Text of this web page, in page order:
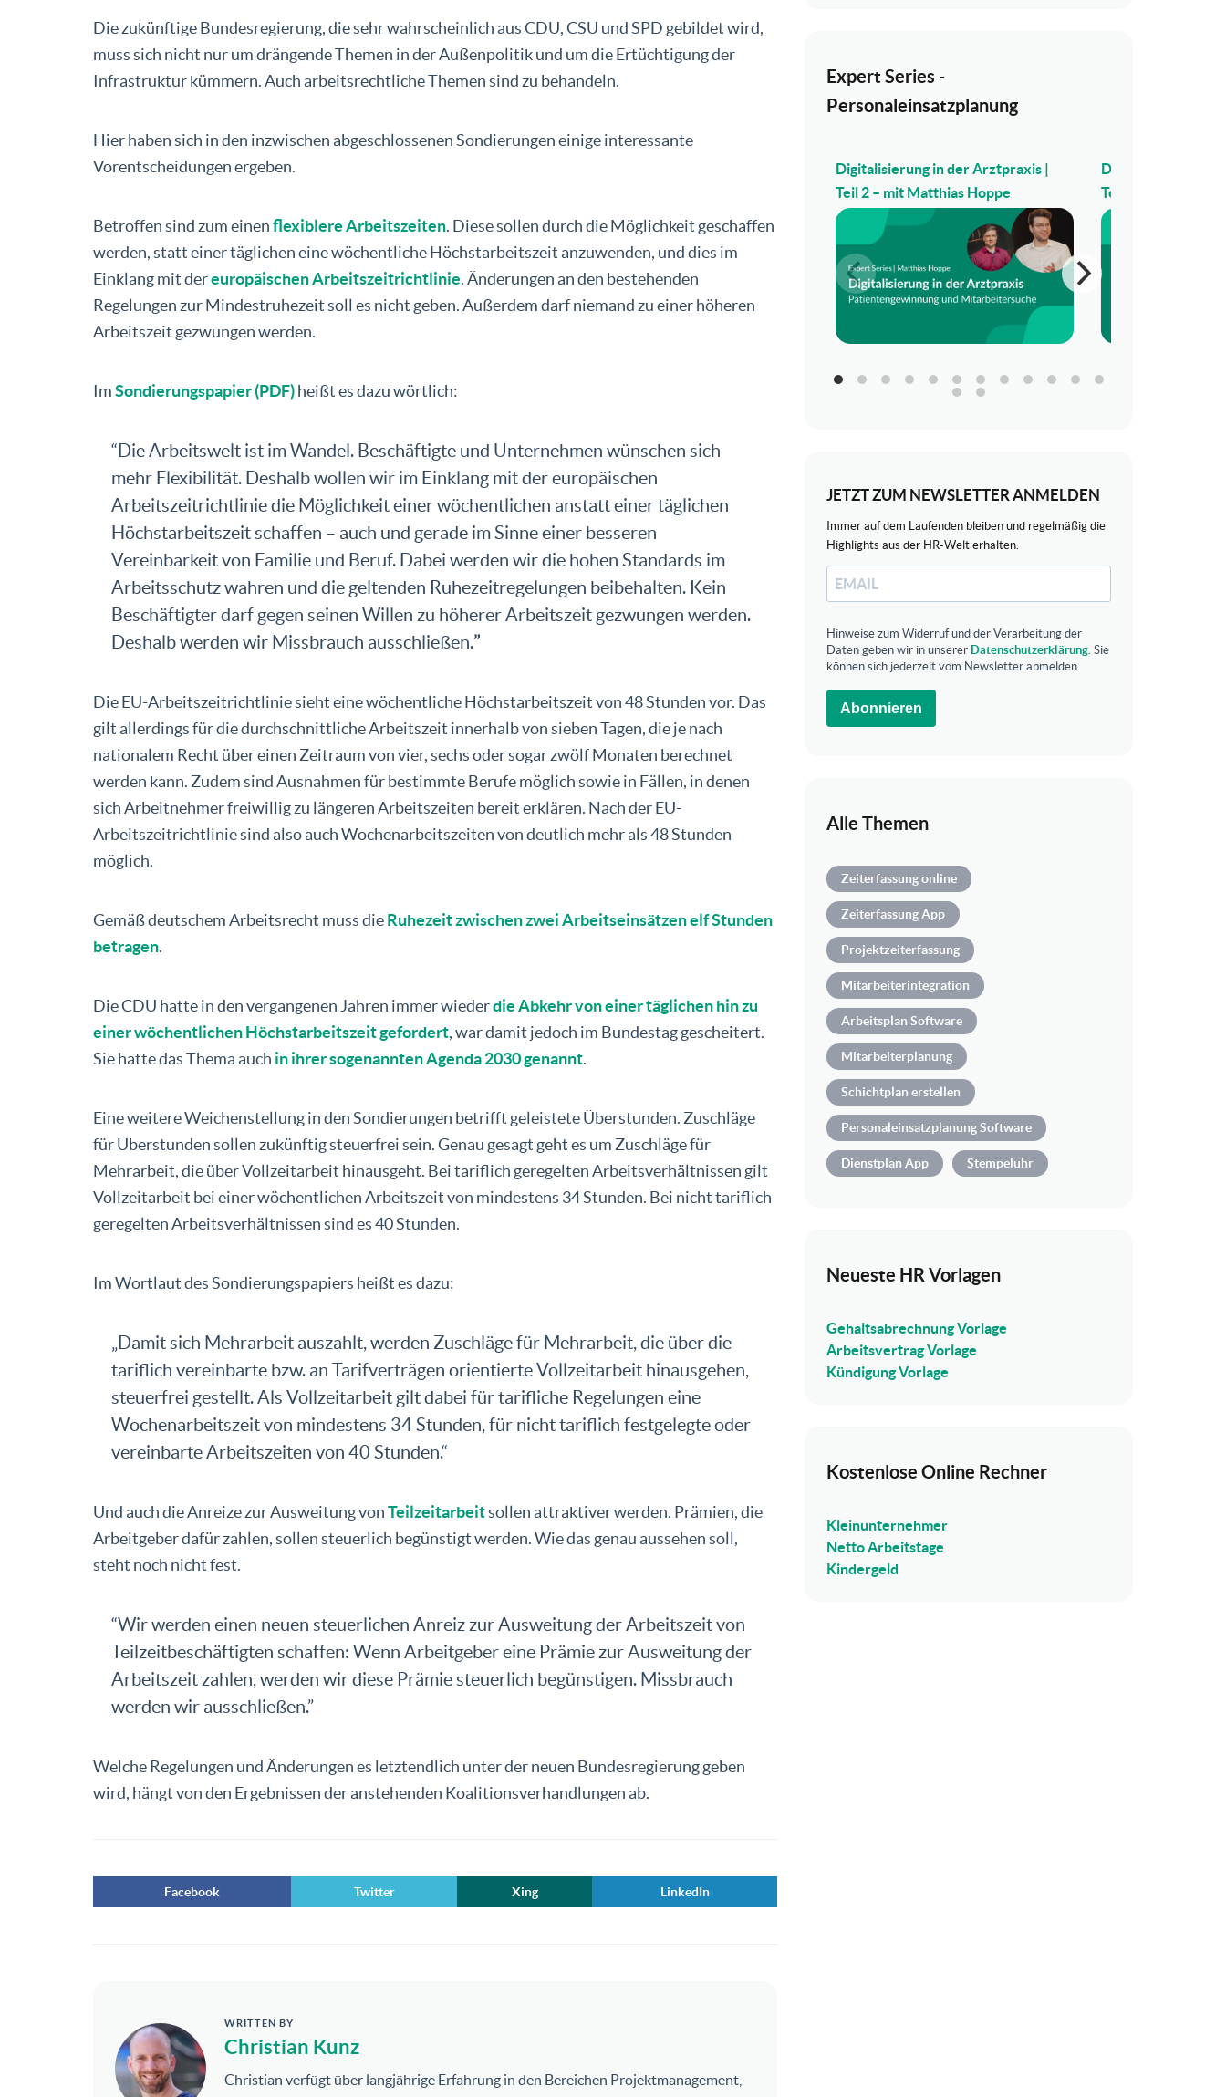
Die zukünftige Bundesregierung, die sehr wahrscheinlich aus CDU, CSU und SPD gebildet wird,
muss sich nicht nur um drängende Themen in der Außenpolitik und um die Ertüchtigung der
Infrastruktur kümmern. Auch arbeitsrechtliche Themen sind zu behandeln.
Hier haben sich in den inzwischen abgeschlossenen Sondierungen einige interessante
Vorentscheidungen ergeben.
Betroffen sind zum einenflexiblere Arbeitszeiten. Diese sollen durch die Möglichkeit geschaffen
werden, statt einer täglichen eine wöchentliche Höchstarbeitszeit anzuwenden, und dies im
Einklang mit dereuropäischen Arbeitszeitrichtlinie. Änderungen an den bestehenden
Regelungen zur Mindestruhezeit soll es nicht geben. Außerdem darf niemand zu einer höheren
Arbeitszeit gezwungen werden.
ImSondierungspapier (PDF)heißt es dazu wörtlich:
“Die Arbeitswelt ist im Wandel. Beschäftigte und Unternehmen wünschen sich
mehr Flexibilität. Deshalb wollen wir im Einklang mit der europäischen
Arbeitszeitrichtlinie die Möglichkeit einer wöchentlichen anstatt einer täglichen
Höchstarbeitszeit schaffen – auch und gerade im Sinne einer besseren
Vereinbarkeit von Familie und Beruf. Dabei werden wir die hohen Standards im
Arbeitsschutz wahren und die geltenden Ruhezeitregelungen beibehalten. Kein
Beschäftigter darf gegen seinen Willen zu höherer Arbeitszeit gezwungen werden.
Deshalb werden wir Missbrauch ausschließen.”
Die EU-Arbeitszeitrichtlinie sieht eine wöchentliche Höchstarbeitszeit von 48 Stunden vor. Das
gilt allerdings für die durchschnittliche Arbeitszeit innerhalb von sieben Tagen, die je nach
nationalem Recht über einen Zeitraum von vier, sechs oder sogar zwölf Monaten berechnet
werden kann. Zudem sind Ausnahmen für bestimmte Berufe möglich sowie in Fällen, in denen
sich Arbeitnehmer freiwillig zu längeren Arbeitszeiten bereit erklären. Nach der EU-
Arbeitszeitrichtlinie sind also auch Wochenarbeitszeiten von deutlich mehr als 48 Stunden
möglich.
Gemäß deutschem Arbeitsrecht muss dieRuhezeit zwischen zwei Arbeitseinsätzen elf Stunden
betragen.
Die CDU hatte in den vergangenen Jahren immer wiederdie Abkehr von einer täglichen hin zu
einer wöchentlichen Höchstarbeitszeit gefordert, war damit jedoch im Bundestag gescheitert.
Sie hatte das Thema auch in ihrer sogenannten Agenda 2030 genannt.
Eine weitere Weichenstellung in den Sondierungen betrifft geleistete Überstunden. Zuschläge
für Überstunden sollen zukünftig steuerfrei sein. Genau gesagt geht es um Zuschläge für
Mehrarbeit, die über Vollzeitarbeit hinausgeht. Bei tariflich geregelten Arbeitsverhältnissen gilt
Vollzeitarbeit bei einer wöchentlichen Arbeitszeit von mindestens 34 Stunden. Bei nicht tariflich
geregelten Arbeitsverhältnissen sind es 40 Stunden.
Im Wortlaut des Sondierungspapiers heißt es dazu:
„Damit sich Mehrarbeit auszahlt, werden Zuschläge für Mehrarbeit, die über die
tariflich vereinbarte bzw. an Tarifverträgen orientierte Vollzeitarbeit hinausgehen,
steuerfrei gestellt. Als Vollzeitarbeit gilt dabei für tarifliche Regelungen eine
Wochenarbeitszeit von mindestens 34 Stunden, für nicht tariflich festgelegte oder
vereinbarte Arbeitszeiten von 40 Stunden.“
Und auch die Anreize zur Ausweitung vonTeilzeitarbeitsollen attraktiver werden. Prämien, die
Arbeitgeber dafür zahlen, sollen steuerlich begünstigt werden. Wie das genau aussehen soll,
steht noch nicht fest.
“Wir werden einen neuen steuerlichen Anreiz zur Ausweitung der Arbeitszeit von
Teilzeitbeschäftigten schaffen: Wenn Arbeitgeber eine Prämie zur Ausweitung der
Arbeitszeit zahlen, werden wir diese Prämie steuerlich begünstigen. Missbrauch
werden wir ausschließen.”
Welche Regelungen und Änderungen es letztendlich unter der neuen Bundesregierung geben
wird, hängt von den Ergebnissen der anstehenden Koalitionsverhandlungen ab.
Facebook Twitter Xing LinkedIn
WRITTEN BY
Christian Kunz
Christian verfügt über langjährige Erfahrung in den Bereichen Projektmanagement,
Expert Series -
Personaleinsatzplanung
Digitalisierung in der Arztpraxis |
Teil 2 – mit Matthias Hoppe
Digitalisierung in
Teil 1 – mit
JETZT ZUM NEWSLETTER ANMELDEN
Immer auf dem Laufenden bleiben und regelmäßig die
Highlights aus der HR-Welt erhalten.
Hinweise zum Widerruf und der Verarbeitung der
Daten geben wir in unserer Datenschutzerklärung. Sie
können sich jederzeit vom Newsletter abmelden.
Abonnieren
Alle Themen
Zeiterfassung online
Zeiterfassung App
Projektzeiterfassung
Mitarbeiterintegration
Arbeitsplan Software
Mitarbeiterplanung
Schichtplan erstellen
Personaleinsatzplanung Software
Dienstplan App Stempeluhr
Neueste HR Vorlagen
Gehaltsabrechnung Vorlage
Arbeitsvertrag Vorlage
Kündigung Vorlage
Kostenlose Online Rechner
Kleinunternehmer
Netto Arbeitstage
Kindergeld